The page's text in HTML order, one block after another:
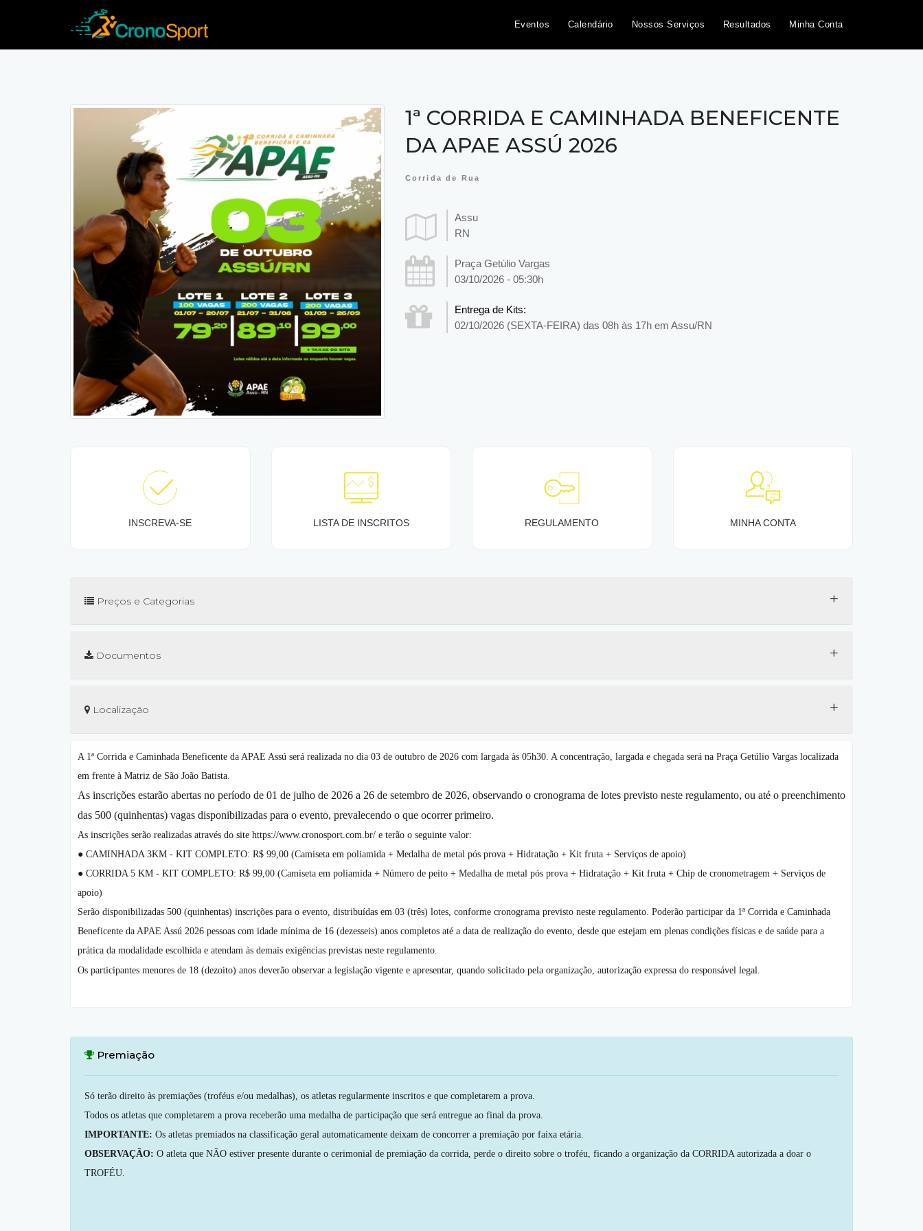
Eventos Calendário Nossos Serviços Resultados Minha Conta
1ª CORRIDA E CAMINHADA BENEFICENTE
DA APAE ASSÚ 2026
Corrida de Rua
Assu
RN
Praça Getúlio Vargas
03/10/2026 - 05:30h
Entrega de Kits:
02/10/2026 (SEXTA-FEIRA) das 08h às 17h em Assu/RN
INSCREVA-SE LISTA DE INSCRITOS REGULAMENTO MINHA CONTA
Preços e Categorias +
Documentos +
Localização +
A 1ª Corrida e Caminhada Beneficente da APAE Assú será realizada no dia 03 de outubro de 2026 com largada às 05h30. A concentração, largada e chegada será na Praça Getúlio Vargas localizada
em frente à Matriz de São João Batista.
As inscrições estarão abertas no período de 01 de julho de 2026 a 26 de setembro de 2026, observando o cronograma de lotes previsto neste regulamento, ou até o preenchimento
das 500 (quinhentas) vagas disponibilizadas para o evento, prevalecendo o que ocorrer primeiro.
As inscrições serão realizadas através do site https://www.cronosport.com.br/ e terão o seguinte valor:
● CAMINHADA 3KM - KIT COMPLETO: R$ 99,00 (Camiseta em poliamida + Medalha de metal pós prova + Hidratação + Kit fruta + Serviços de apoio)
● CORRIDA 5 KM - KIT COMPLETO: R$ 99,00 (Camiseta em poliamida + Número de peito + Medalha de metal pós prova + Hidratação + Kit fruta + Chip de cronometragem + Serviços de
apoio)
Serão disponibilizadas 500 (quinhentas) inscrições para o evento, distribuídas em 03 (três) lotes, conforme cronograma previsto neste regulamento. Poderão participar da 1ª Corrida e Caminhada
Beneficente da APAE Assú 2026 pessoas com idade mínima de 16 (dezesseis) anos completos até a data de realização do evento, desde que estejam em plenas condições físicas e de saúde para a
prática da modalidade escolhida e atendam às demais exigências previstas neste regulamento.
Os participantes menores de 18 (dezoito) anos deverão observar a legislação vigente e apresentar, quando solicitado pela organização, autorização expressa do responsável legal.
Premiação
Só terão direito às premiações (troféus e/ou medalhas), os atletas regularmente inscritos e que completarem a prova.
Todos os atletas que completarem a prova receberão uma medalha de participação que será entregue ao final da prova.
IMPORTANTE: Os atletas premiados na classificação geral automaticamente deixam de concorrer a premiação por faixa etária.
OBSERVAÇÃO: O atleta que NÃO estiver presente durante o cerimonial de premiação da corrida, perde o direito sobre o troféu, ficando a organização da CORRIDA autorizada a doar o
TROFÉU.